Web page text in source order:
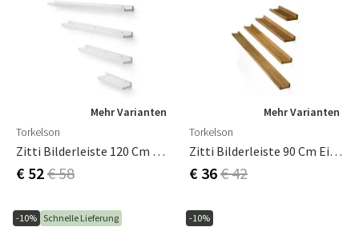
Mehr Varianten
Torkelson
Zitti Bilderleiste 120 Cm Weiß Lackiert
€ 52€ 58
Mehr Varianten
Torkelson
Zitti Bilderleiste 90 Cm Eiche Geölt
€ 36€ 42
-10% Schnelle Lieferung -10%